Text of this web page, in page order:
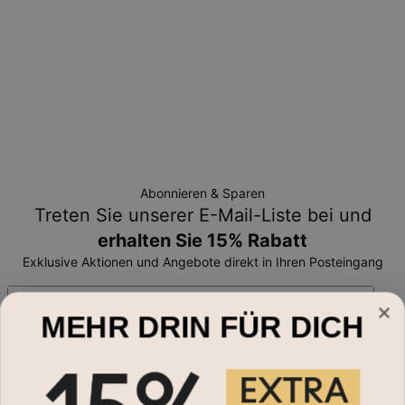
Abonnieren & Sparen
Treten Sie unserer E-Mail-Liste bei und
erhalten Sie 15% Rabatt
Exklusive Aktionen und Angebote direkt in Ihren Posteingang
MEHR DRIN FÜR DICH